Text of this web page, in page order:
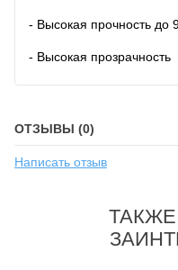
- Высокая прочность до
- Высокая прозрачность
ОТЗЫВЫ (0)
Написать отзыв